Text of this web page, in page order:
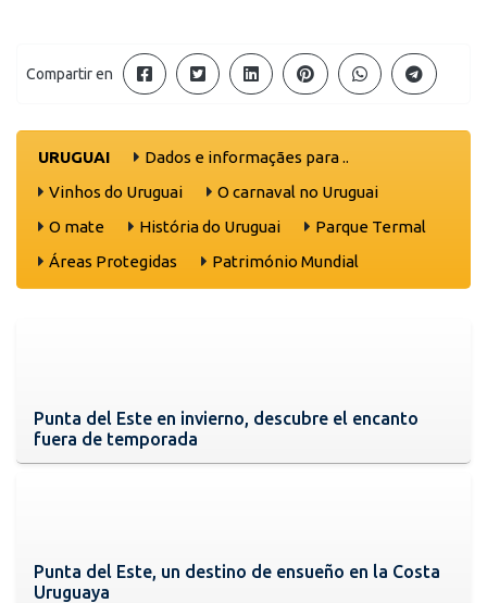
Compartir en
URUGUAI
Dados e informaçães para ..
Vinhos do Uruguai
O carnaval no Uruguai
O mate
História do Uruguai
Parque Termal
Áreas Protegidas
Património Mundial
Punta del Este en invierno, descubre el encanto
fuera de temporada
Punta del Este, un destino de ensueño en la Costa
Uruguaya